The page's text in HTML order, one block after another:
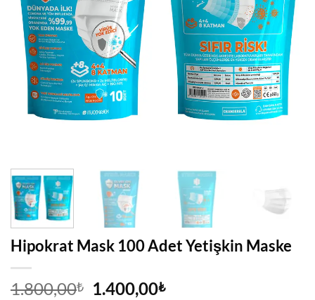
Hipokrat Mask 100 Adet Yetişkin Maske
1.800,00₺
Orijinal
1.400,00₺Şu